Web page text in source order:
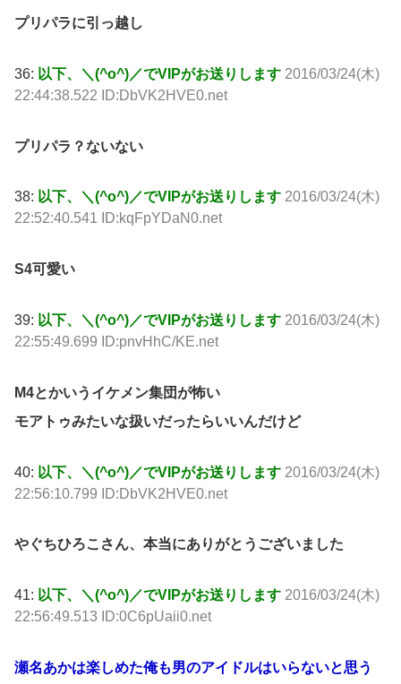
プリパラに引っ越し
36: 以下、＼(^o^)／でVIPがお送りします 2016/03/24(木)
22:44:38.522 ID:DbVK2HVE0.net
プリパラ？ないない
38: 以下、＼(^o^)／でVIPがお送りします 2016/03/24(木)
22:52:40.541 ID:kqFpYDaN0.net
S4可愛い
39: 以下、＼(^o^)／でVIPがお送りします 2016/03/24(木)
22:55:49.699 ID:pnvHhC/KE.net
M4とかいうイケメン集団が怖い
モアトゥみたいな扱いだったらいいんだけど
40: 以下、＼(^o^)／でVIPがお送りします 2016/03/24(木)
22:56:10.799 ID:DbVK2HVE0.net
やぐちひろこさん、本当にありがとうございました
41: 以下、＼(^o^)／でVIPがお送りします 2016/03/24(木)
22:56:49.513 ID:0C6pUaii0.net
瀬名あかは楽しめた俺も男のアイドルはいらないと思う